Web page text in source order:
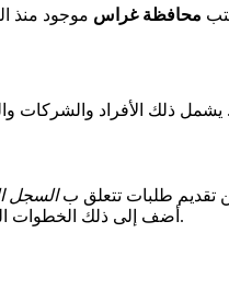
محافظة غراس موجود منذ
ذلك الأفراد والشركات
تقديم طلبات تتعلق بالسجل
أضف إلى ذلك الخطوات .